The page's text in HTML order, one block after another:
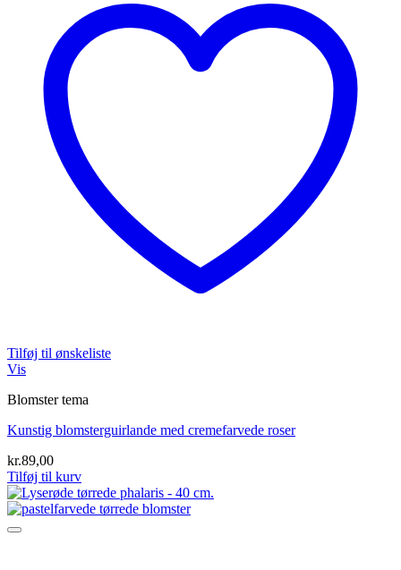
Tilføj til ønskeliste
Vis
Blomster tema
Kunstig blomsterguirlande med cremefarvede roser
kr.89,00
Tilføj til kurv